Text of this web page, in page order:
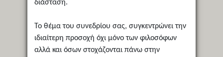
διάσταση.
Το θέμα του συνεδρίου σας, συγκεντρώνει την
ιδιαίτερη προσοχή όχι μόνο των φιλοσόφων
αλλά και όσων στοχάζονται πάνω στην